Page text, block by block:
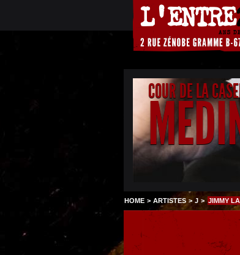
COUR DE LA
HOME > ARTISTES > J > JIMMY